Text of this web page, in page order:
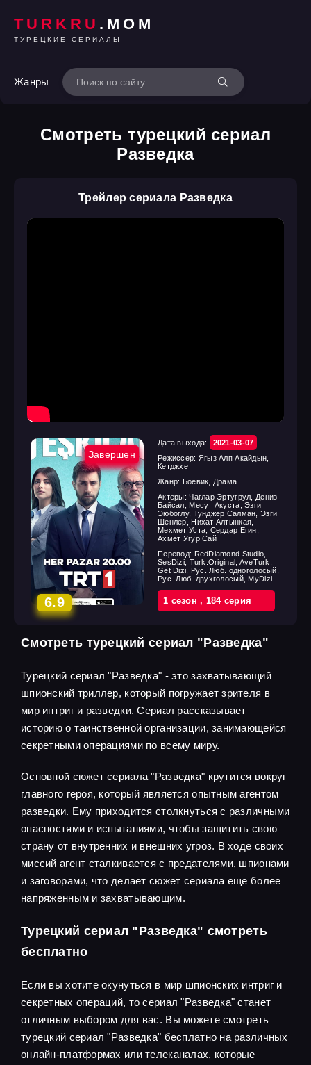
TURKRU .MOM
ТУРЕЦКИЕ СЕРИАЛЫ
Жанры
Смотреть турецкий сериал
Разведка
Трейлер сериала Разведка
Завершен
6.9
Дата выхода:
2021-03-07
Режиссер: Ягыз Алп Акайдын,
Кетджхе
Жанр: Боевик, Драма
Актеры:Чаглар Эртугрул, Дениз
Байсал, Месут Акуста, Эзги
Эюбоглу, Тунджер Салман, Эзги
Шенлер, Нихат Алтынкая,
Мехмет Уста, Сердар Егин,
Ахмет Угур Сай
Перевод: RedDiamond Studio,
SesDizi, Turk.Original, AveTurk,
Get Dizi, Рус. Люб. одноголосый,
Рус. Люб. двухголосый, MyDizi
1 cезон, 184 cерия
Смотреть турецкий сериал "Разведка"
Турецкий сериал "Разведка" - это захватывающий
шпионский триллер, который погружает зрителя в
мир интриг и разведки. Сериал рассказывает
историю о таинственной организации, занимающейся
секретными операциями по всему миру.
Основной сюжет сериала "Разведка" крутится вокруг
главного героя, который является опытным агентом
разведки. Ему приходится столкнуться с различными
опасностями и испытаниями, чтобы защитить свою
страну от внутренних и внешних угроз. В ходе своих
миссий агент сталкивается с предателями, шпионами
и заговорами, что делает сюжет сериала еще более
напряженным и захватывающим.
Турецкий сериал "Разведка" смотреть
бесплатно
Если вы хотите окунуться в мир шпионских интриг и
секретных операций, то сериал "Разведка" станет
отличным выбором для вас. Вы можете смотреть
турецкий сериал "Разведка" бесплатно на различных
онлайн-платформах или телеканалах, которые